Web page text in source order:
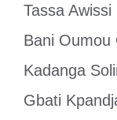
Tassa
Bani Oumou
Kadanga
Gbati